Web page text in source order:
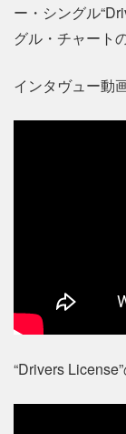
ー・シングル
グル・チャート
インタヴュー動
“Drivers